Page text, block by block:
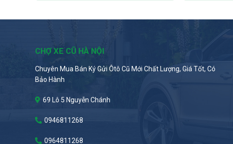
CHỢ XE CŨ HÀ NỘI
Chuyên Mua Bán Ký Gửi Ôtô Cũ Mới Chất Lượng, Giá Tốt, Có
Bảo Hành
69 Lô 5 Nguyễn Chánh
0946811268
0964811268